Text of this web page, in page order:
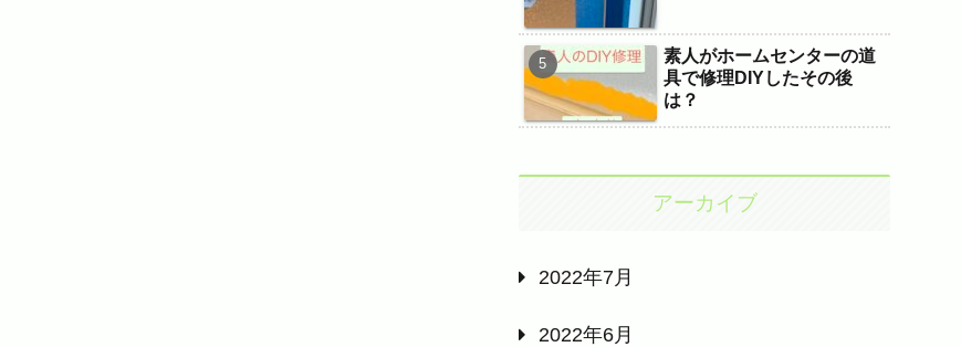
素人がホームセンターの道
具で修理DIYしたその後
は？
アーカイブ
2022年7月
2022年6月